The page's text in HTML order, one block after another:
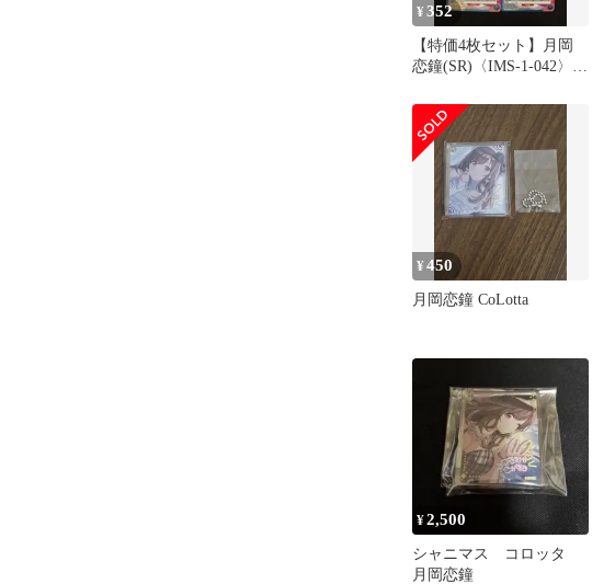
¥352
【特価4枚セット】月岡
恋鐘(SR)〈IMS-1-042〉
オンアリーナ シャニマス
¥450
月岡恋鐘 CoLotta
¥2,500
シャニマス コロッタ
月岡恋鐘